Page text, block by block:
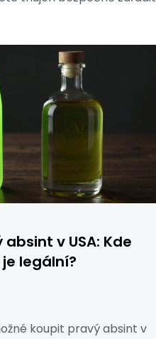
v USA: Kde
legální?
koupit pravý absint v